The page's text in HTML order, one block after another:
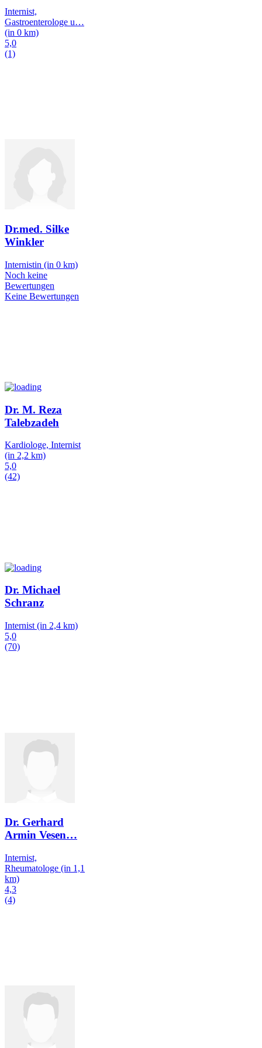
Internist,
Gastroenterologe u…
(in 0 km)
5,0
(1)
Dr.med. Silke
Winkler
Internistin (in 0 km)
Noch keine
Bewertungen
Keine Bewertungen
Dr. M. Reza
Talebzadeh
Kardiologe, Internist
(in 2,2 km)
5,0
(42)
Dr. Michael
Schranz
Internist (in 2,4 km)
5,0
(70)
Dr. Gerhard
Armin Vesen…
Internist,
Rheumatologe (in 1,1
km)
4,3
(4)